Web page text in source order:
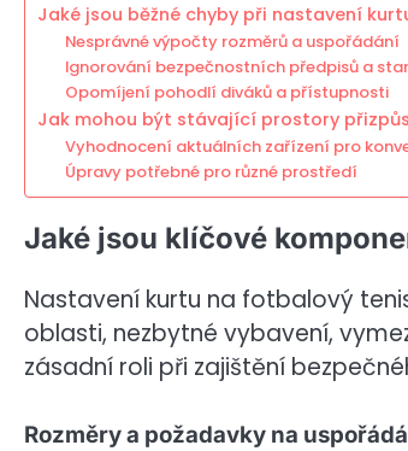
Jaké jsou běžné chyby při nastavení
Nesprávné výpočty rozměrů a uspořádání
Ignorování bezpečnostních předpisů a
Opomíjení pohodlí diváků a přístupnosti
Jak mohou být stávající prostory
Vyhodnocení aktuálních zařízení pro
Úpravy potřebné pro různé prostředí
Jaké jsou klíčové
Nastavení kurtu na fotbalový
oblasti, nezbytné vybavení,
zásadní roli při zajištění
Rozměry a požadavky na